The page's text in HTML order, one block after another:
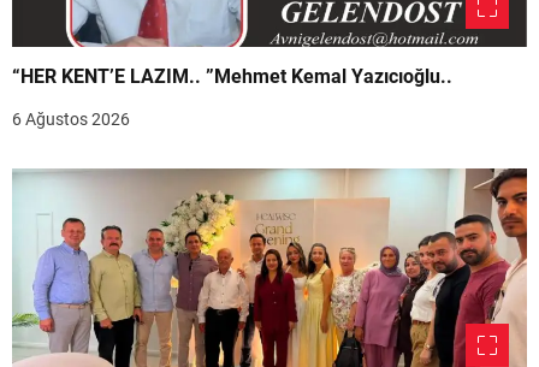
“HER KENT’E LAZIM.. ”Mehmet Kemal Yazıcıoğlu..
6 Ağustos 2026